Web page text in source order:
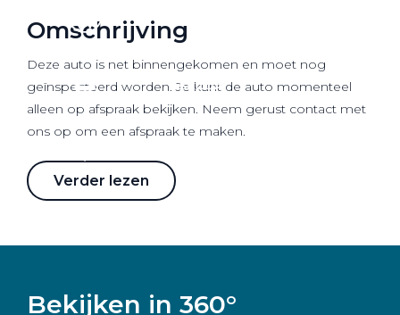
Omschrijving
Deze auto is net binnengekomen en moet nog
geïnspecteerd worden. Je kunt de auto momenteel
alleen op afspraak bekijken. Neem gerust contact met
ons op om een afspraak te maken.
Verder lezen
Bekijken in 360°